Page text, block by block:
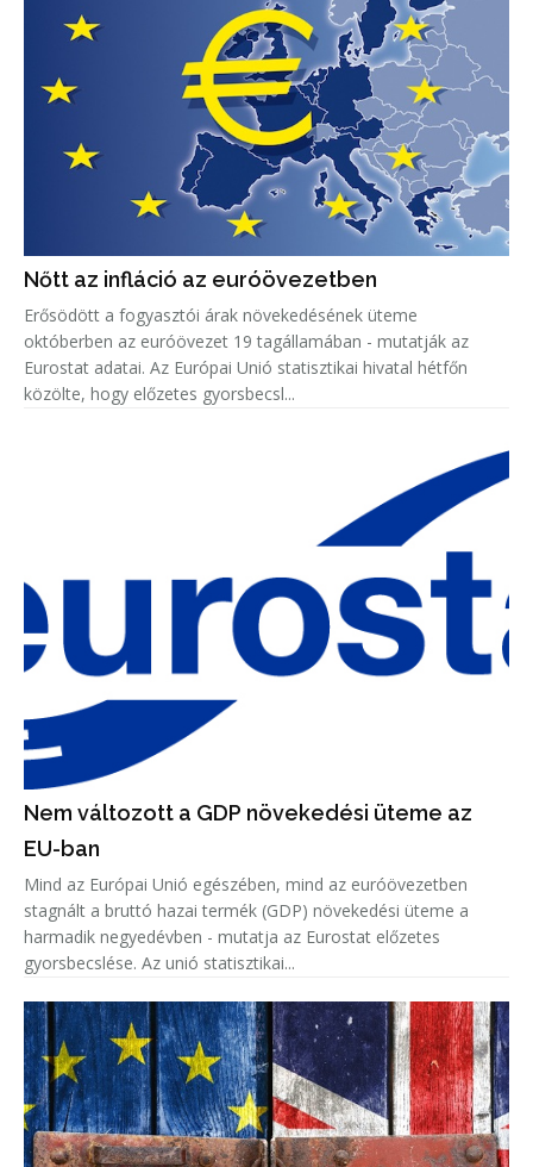
Nőtt az infláció az euróövezetben
Erősödött a fogyasztói árak növekedésének üteme
októberben az euróövezet 19 tagállamában - mutatják az
Eurostat adatai. Az Európai Unió statisztikai hivatal hétfőn
közölte, hogy előzetes gyorsbecsl...
Nem változott a GDP növekedési üteme az
EU-ban
Mind az Európai Unió egészében, mind az euróövezetben
stagnált a bruttó hazai termék (GDP) növekedési üteme a
harmadik negyedévben - mutatja az Eurostat előzetes
gyorsbecslése. Az unió statisztikai...